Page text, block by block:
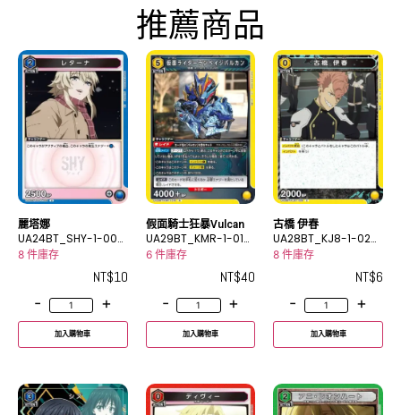
推薦商品
麗塔娜
UA24BT_SHY-1-008
U
8 件庫存
NT$10
-
+
加入購物車
假面騎士狂暴Vulcan
UA29BT_KMR-1-019
R
6 件庫存
NT$40
-
+
加入購物車
古橋 伊春
UA28BT_KJ8-1-026
C
8 件庫存
NT$6
-
+
加入購物車